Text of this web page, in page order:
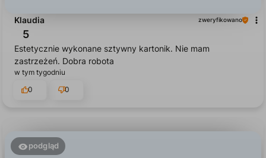
Klaudia zweryfikowano
5
Estetycznie wykonane sztywny kartonik. Nie mam
zastrzeżeń. Dobra robota
w tym tygodniu
0
0
podgląd